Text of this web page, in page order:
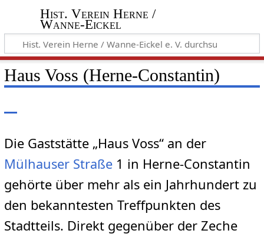
Hist. Verein Herne /
Wanne-Eickel
Haus Voss (Herne-Constantin)
Die Gaststätte „Haus Voss“ an der
Mülhauser Straße1 in Herne-Constantin
gehörte über mehr als ein Jahrhundert zu
den bekanntesten Treffpunkten des
Stadtteils. Direkt gegenüber der Zeche